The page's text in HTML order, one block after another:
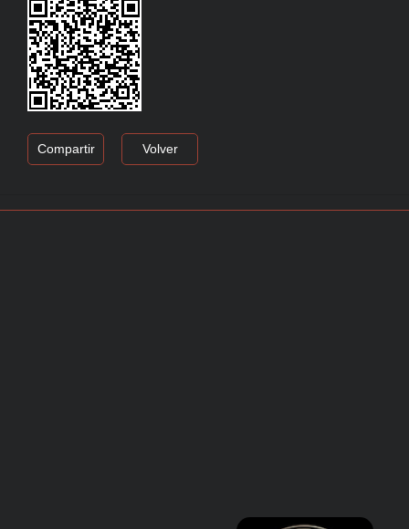
Compartir Volver